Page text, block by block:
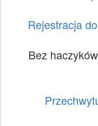
Rejestracja
Bez